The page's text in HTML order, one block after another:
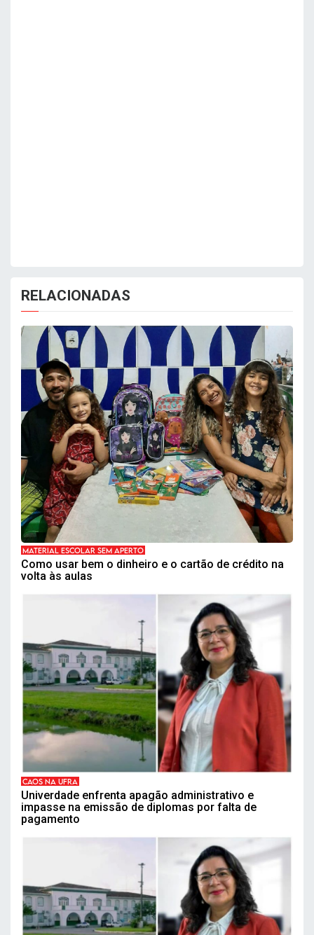
RELACIONADAS
MATERIAL ESCOLAR SEM APERTO
Como usar bem o dinheiro e o cartão de crédito na
volta às aulas
CAOS NA UFRA
Univerdade enfrenta apagão administrativo e
impasse na emissão de diplomas por falta de
pagamento